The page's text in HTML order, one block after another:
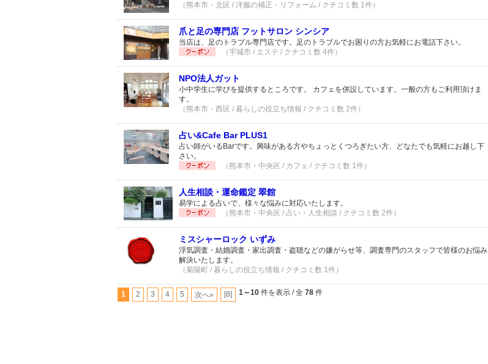
（熊本市・北区 / 洋服の補正・リフォーム / クチコミ数 1件）
爪と足の専門店 フットサロン シンシア
当店は、足のトラブル専門店です。足のトラブルでお困りの方お気軽にお電話下さい。
（宇城市 / エステ / クチコミ数 4件）
NPO法人ガット
小中学生に学びを提供するところです。 カフェを併設しています。一般の方もご利用頂けま
す。
（熊本市・西区 / 暮らしの役立ち情報 / クチコミ数 2件）
占い&Cafe Bar PLUS1
占い師がいるBarです。興味がある方やちょっとくつろぎたい方、どなたでも気軽にお越し下
さい。
（熊本市・中央区 / カフェ / クチコミ数 1件）
人生相談・運命鑑定 翠館
易学による占いで、様々な悩みに対応いたします。
（熊本市・中央区 / 占い・人生相談 / クチコミ数 2件）
ミスシャーロック いずみ
浮気調査・結婚調査・家出調査・盗聴などの嫌がらせ等、調査専門のスタッフで皆様のお悩み
解決いたします。
（菊陽町 / 暮らしの役立ち情報 / クチコミ数 1件）
1 2 3 4 5 次へ» [8] 1～10 件を表示 / 全 78 件